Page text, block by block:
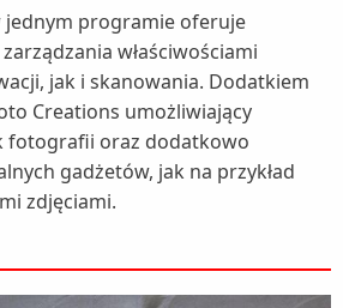
programie oferuje
właściwościami
jak i skanowania. Dodatkiem
Creations umożliwiający
oraz dodatkowo
gadżetów, jak na przykład
zdjęciami.